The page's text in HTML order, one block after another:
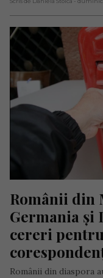
Românii din
Germania și
cereri
Românii din diaspora